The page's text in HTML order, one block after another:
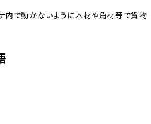
内で動かないように木材や角材等で貨物